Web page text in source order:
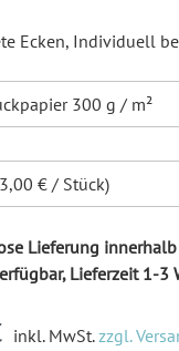
Briefpapier Hochzeit
Flaschenetiketten
Hochzeit
Ballonkarten
Hochzeitsspiele
Hochzeit
Absenderaufkleber
Hochzeit Ringkissen
Ecken, Individuell
Lieferung
Lieferzeit 1-3
inkl. MwSt.zzgl.